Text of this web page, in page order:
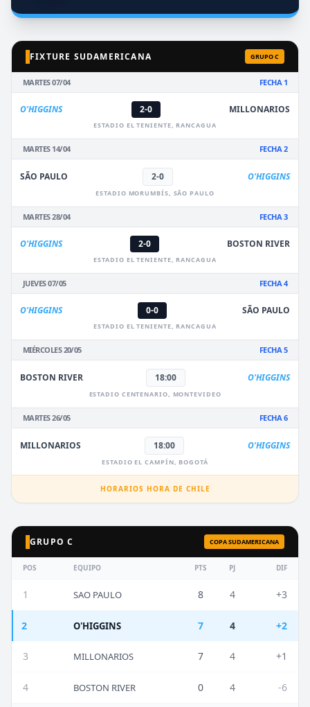
FIXTURE SUDAMERICANA GRUPO C
MARTES 07/04 FECHA 1
O'HIGGINS 2-0 MILLONARIOS
ESTADIO EL TENIENTE, RANCAGUA
MARTES 14/04 FECHA 2
SÃO PAULO 2-0 O'HIGGINS
ESTADIO MORUMBÍS, SÃO PAULO
MARTES 28/04 FECHA 3
O'HIGGINS 2-0 BOSTON RIVER
ESTADIO EL TENIENTE, RANCAGUA
JUEVES 07/05 FECHA 4
O'HIGGINS 0-0 SÃO PAULO
ESTADIO EL TENIENTE, RANCAGUA
MIÉRCOLES 20/05 FECHA 5
BOSTON RIVER 18:00 O'HIGGINS
ESTADIO CENTENARIO, MONTEVIDEO
MARTES 26/05 FECHA 6
MILLONARIOS 18:00 O'HIGGINS
ESTADIO EL CAMPÍN, BOGOTÁ
HORARIOS HORA DE CHILE
GRUPO C COPA SUDAMERICANA
POS EQUIPO PTS PJ DIF
1 SAO PAULO 8 4 +3
2 O'HIGGINS 7 4 +2
3 MILLONARIOS 7 4 +1
4 BOSTON RIVER 0 4 -6